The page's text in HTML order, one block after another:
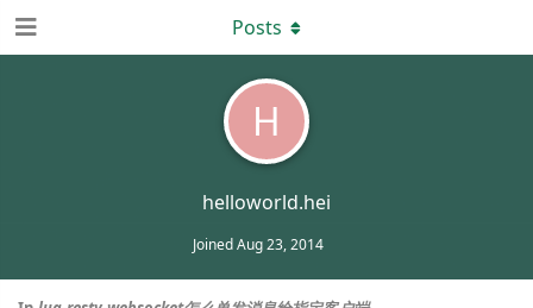
H
helloworld.hei
JoinedAug 23, 2014
Posts